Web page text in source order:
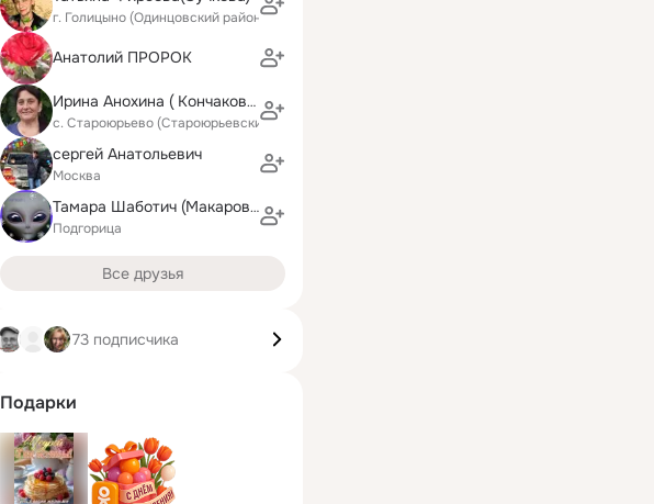
г. Голицыно (Одинцовский район)
Анатолий ПРОРОК
Ирина Анохина ( Кончакова)
с. Староюрьево (Староюрьевский район)
сергей Анатольевич
Москва
Тамара Шаботич (Макарова)
Подгорица
Все друзья
73 подписчика
Подарки